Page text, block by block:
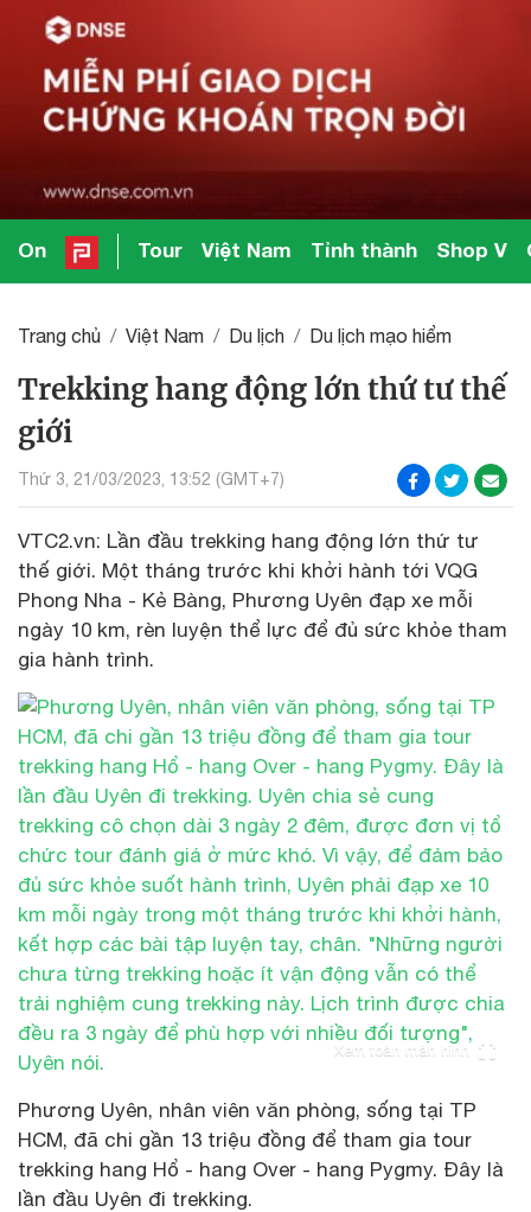
On Tour Việt Nam Tỉnh thành Shop V
Trang chủ Việt Nam Du lịch Du lịch mạo hiểm
Trekking hang động lớn thứ tư thế
giới
Thứ 3, 21/03/2023, 13:52 (GMT+7)
VTC2.vn: Lần đầu trekking hang động lớn thứ tư
thế giới. Một tháng trước khi khởi hành tới VQG
Phong Nha - Kẻ Bàng, Phương Uyên đạp xe mỗi
ngày 10 km, rèn luyện thể lực để đủ sức khỏe tham
gia hành trình.
Xem toàn màn hình
Phương Uyên, nhân viên văn phòng, sống tại TP
HCM, đã chi gần 13 triệu đồng để tham gia tour
trekking hang Hổ - hang Over - hang Pygmy. Đây là
lần đầu Uyên đi trekking.